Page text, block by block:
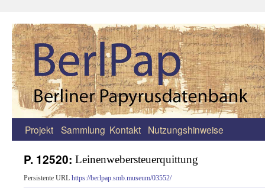
Zum
springen
Projekt Sammlung Kontakt Nutzungshinweise
P. 12520: Leinenwebersteuerquittung
Persistente URL https://berlpap.smb.museum/03552/